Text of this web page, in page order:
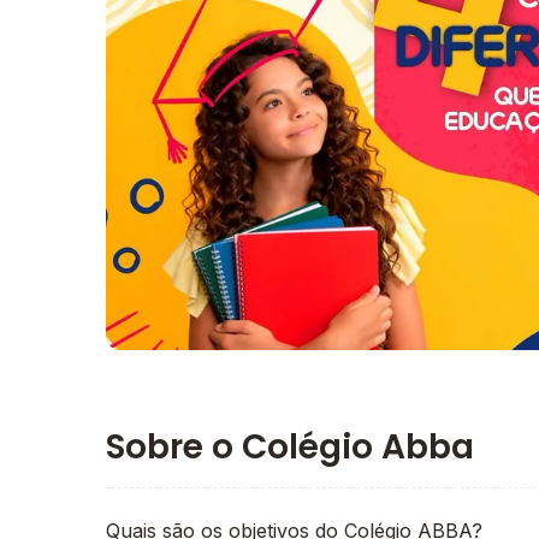
Sobre o Colégio Abba
Quais são os objetivos do Colégio ABBA?